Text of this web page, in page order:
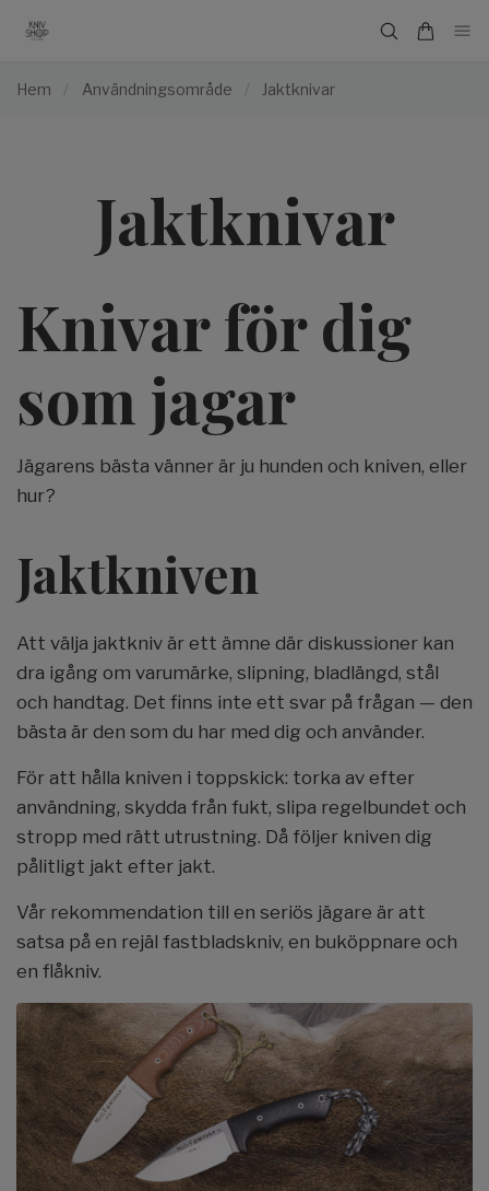
Hem / Användningsområde / Jaktknivar
Jaktknivar
Knivar för dig
som jagar
Jägarens bästa vänner är ju hunden och kniven, eller
hur?
Jaktkniven
Att välja jaktkniv är ett ämne där diskussioner kan
dra igång om varumärke, slipning, bladlängd, stål
och handtag. Det finns inte ett svar på frågan — den
bästa är den som du har med dig och använder.
För att hålla kniven i toppskick: torka av efter
användning, skydda från fukt, slipa regelbundet och
stropp med rätt utrustning. Då följer kniven dig
pålitligt jakt efter jakt.
Vår rekommendation till en seriös jägare är att
satsa på en rejäl fastbladskniv, en buköppnare och
en flåkniv.